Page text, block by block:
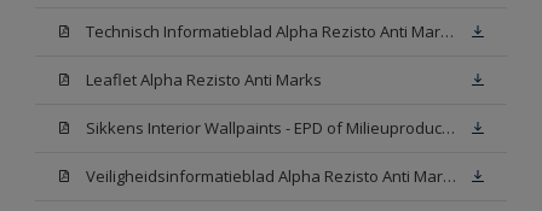
Technisch Informatieblad Alpha Rezisto Anti Marks (PDF)
Leaflet Alpha Rezisto Anti Marks
Sikkens Interior Wallpaints - EPD of Milieuproductverklaring
Veiligheidsinformatieblad Alpha Rezisto Anti Marks Mat White W05 (MSDS)